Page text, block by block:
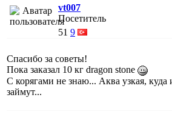
vt007
Посетитель
51 9
Спасибо за советы!
Пока заказал 10 кг dragon stone
С корягами не знаю... Аква узкая, куда
займут...